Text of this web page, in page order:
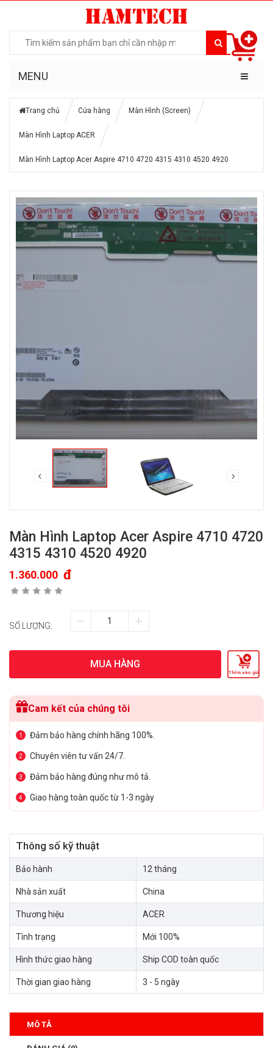
MENU
Trang chủ Cửa hàng Màn Hình (Screen)
Màn Hình Laptop ACER
Màn Hình Laptop Acer Aspire 4710 4720 4315 4310 4520 4920
Màn Hình Laptop Acer Aspire 4710 4720
4315 4310 4520 4920
1.360.000 đ
SỐ LƯỢNG:
MUA HÀNG
Thêm vào giỏ
Cam kết của chúng tôi
1 Đảm bảo hàng chính hãng 100%.
2 Chuyên viên tư vấn 24/7.
3 Đảm bảo hàng đúng như mô tả.
4 Giao hàng toàn quốc từ 1-3 ngày
Thông số kỹ thuật
Bảo hành 12 tháng
Nhà sản xuất China
Thương hiệu ACER
Tình trạng Mới 100%
Hình thức giao hàng Ship COD toàn quốc
Thời gian giao hàng 3 - 5 ngày
MÔ TẢ